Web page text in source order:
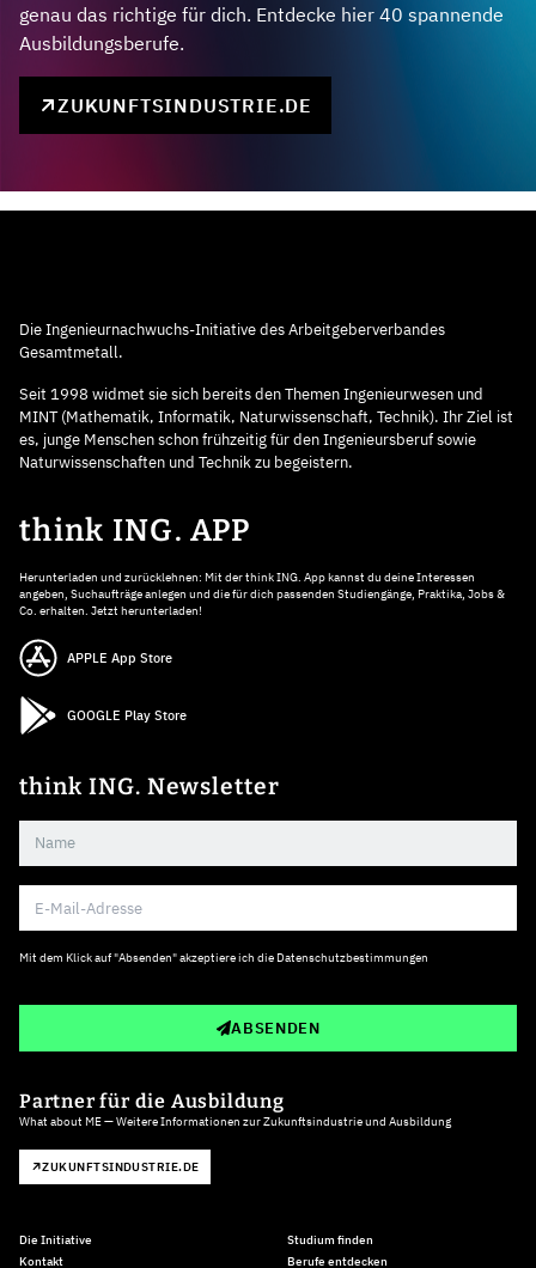
genau das richtige für dich. Entdecke hier 40 spannende
Ausbildungsberufe.
ZUKUNFTSINDUSTRIE.DE
Die Ingenieurnachwuchs-Initiative des Arbeitgeberverbandes
Gesamtmetall.
Seit 1998 widmet sie sich bereits den Themen Ingenieurwesen und
MINT (Mathematik, Informatik, Naturwissenschaft, Technik). Ihr Ziel ist
es, junge Menschen schon frühzeitig für den Ingenieursberuf sowie
Naturwissenschaften und Technik zu begeistern.
think ING. APP
Herunterladen und zurücklehnen: Mit der think ING. App kannst du deine Interessen
angeben, Suchaufträge anlegen und die für dich passenden Studiengänge, Praktika, Jobs &
Co. erhalten. Jetzt herunterladen!
APPLE App Store
GOOGLE Play Store
think ING. Newsletter
Mit dem Klick auf "Absenden" akzeptiere ich die Datenschutzbestimmungen
ABSENDEN
Partner für die Ausbildung
What about ME — Weitere Informationen zur Zukunftsindustrie und Ausbildung
ZUKUNFTSINDUSTRIE.DE
Die Initiative
Kontakt
Studium finden
Berufe entdecken